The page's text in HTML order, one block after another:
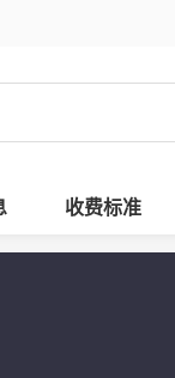
收费标准